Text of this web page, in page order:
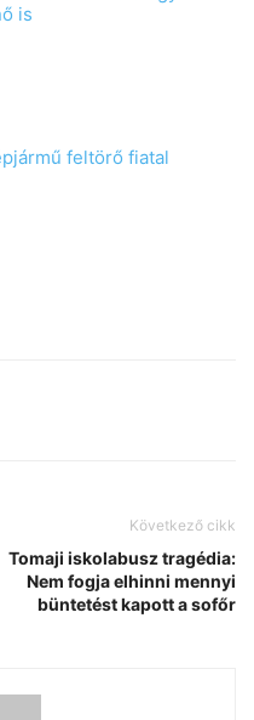
is
feltörő fiatal
Következő cikk
Tomaji iskolabusz tragédia:
Nem fogja elhinni mennyi
büntetést kapott a sofőr